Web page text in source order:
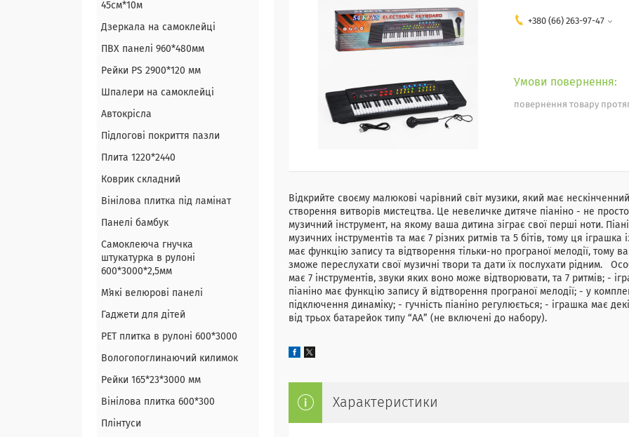
+380 (66) 263-97-47
повернення товару
Відкрийте своєму малюкові чарівний світ музики, який має
створення витворів мистецтва. Це невеличке дитяче піаніно - не
музичний інструмент, на якому ваша дитина зіграє свої перші ноти.
музичних інструментів та має 7 різних ритмів та 5 бітів, тому ця іграшка
має функцію запису та відтворення тільки-но програної мелодії, тому
зможе переслухати свої музичні твори та дати їх послухати рідним.
має 7 інструментів, звуки яких воно може відтворювати, та 7 ритмів; -
піаніно має функцію запису й відтворення програної мелодії; - у
підключення динаміку; - гучність піаніно регулюється; - іграшка має
від трьох батарейок типу “АА” (не включені до набору).
Характеристики
45см*10м
Дзеркала на самоклейці
ПВХ панелі 960*480мм
Рейки PS 2900*120 мм
Шпалери на самоклейці
Автокрісла
Підлогові покриття пазли
Плита 1220*2440
Коврик складний
Вінілова плитка під ламінат
Панелі бамбук
Самоклеюча гнучка
штукатурка в рулоні
600*3000*2,5мм
Мʼякі велюрові панелі
Гаджети для дітей
PET плитка в рулоні 600*3000
Вологопоглинаючий килимок
Рейки 165*23*3000 мм
Вінілова плитка 600*300
Плінтуси